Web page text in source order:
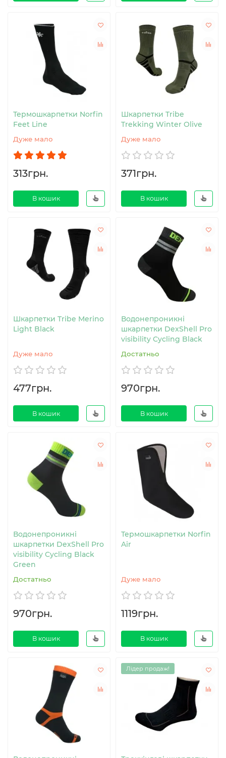
Термошкарпетки Norfin
Feet Line
Дуже мало
313грн.
В кошик
Шкарпетки Tribe
Trekking Winter Olive
Дуже мало
371грн.
В кошик
Шкарпетки Tribe Merino
Light Black
Дуже мало
477грн.
В кошик
Водонепроникні
шкарпетки DexShell Pro
visibility Cycling Black
Достатньо
970грн.
В кошик
Водонепроникні
шкарпетки DexShell Pro
visibility Cycling Black
Green
Достатньо
970грн.
В кошик
Термошкарпетки Norfin
Air
Дуже мало
1119грн.
В кошик
Лідер продаж!